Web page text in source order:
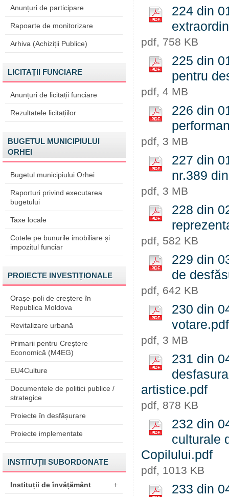
Anunțuri de participare
Rapoarte de monitorizare
Arhiva (Achiziții Publice)
LICITAȚII FUNCIARE
Anunțuri de licitații funciare
Rezultatele licitațiilor
BUGETUL MUNICIPIULUI
ORHEI
Bugetul municipiului Orhei
Raporturi privind executarea
bugetului
Taxe locale
Cotele pe bunurile imobiliare și
impozitul funciar
PROIECTE INVESTIȚIONALE
Orașe-poli de creștere în
Republica Moldova
Revitalizare urbană
Primarii pentru Creștere
Economică (M4EG)
EU4Culture
Documentele de politici publice /
strategice
Proiecte în desfășurare
Proiecte implementate
INSTITUȚII SUBORDONATE
Instituții de învățământ +
224 din
pdf, 758 KB
225 din
pentru
pdf, 4 MB
226 din
pdf, 3 MB
227 din
nr.389
pdf, 3 MB
228 din
pdf, 582 KB
229 din
de
pdf, 642 KB
230 din
votare.pdf
pdf, 3 MB
231 din
artistice.pdf
pdf, 878 KB
232 din
culturale
Copilului.pdf
pdf, 1013 KB
233 din